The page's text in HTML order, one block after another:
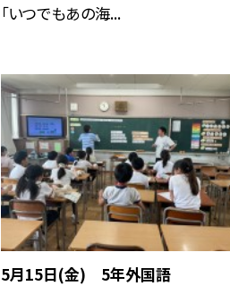
「いつでもあの海...
5月15日(金) 5年外国語